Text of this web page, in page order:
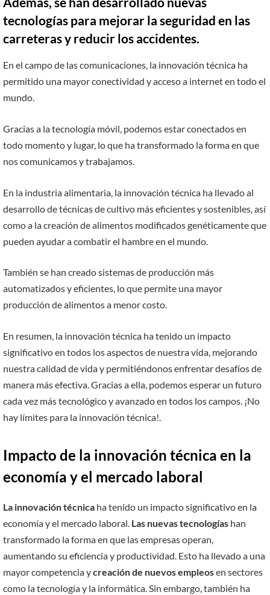
tecnologías para mejorar la seguridad en las
carreteras y reducir los accidentes.
En el campo de las comunicaciones, la innovación técnica ha
permitido una mayor conectividad y acceso a internet en todo el
mundo.
Gracias a la tecnología móvil, podemos estar conectados en
todo momento y lugar, lo que ha transformado la forma en que
nos comunicamos y trabajamos.
En la industria alimentaria, la innovación técnica ha llevado al
desarrollo de técnicas de cultivo más eficientes y sostenibles, así
como a la creación de alimentos modificados genéticamente que
pueden ayudar a combatir el hambre en el mundo.
También se han creado sistemas de producción más
automatizados y eficientes, lo que permite una mayor
producción de alimentos a menor costo.
En resumen, la innovación técnica ha tenido un impacto
significativo en todos los aspectos de nuestra vida, mejorando
nuestra calidad de vida y permitiéndonos enfrentar desafíos de
manera más efectiva. Gracias a ella, podemos esperar un futuro
cada vez más tecnológico y avanzado en todos los campos. ¡No
hay límites para la innovación técnica!.
Impacto de la innovación técnica en la
economía y el mercado laboral
La innovación técnica ha tenido un impacto significativo en la
economía y el mercado laboral. Las nuevas tecnologías han
transformado la forma en que las empresas operan,
aumentando su eficiencia y productividad. Esto ha llevado a una
mayor competencia ycreación de nuevos empleosen sectores
como la tecnología y la informática. Sin embargo, también ha